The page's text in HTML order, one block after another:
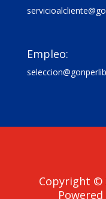
Empleo:
Copyright ©